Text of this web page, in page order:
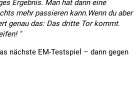
Ergebnis. Man hat dann eine
mehr passieren kann.Wenn du aber
genau das: Das dritte Tor kommt.
"
nächste EM-Testspiel – dann gegen